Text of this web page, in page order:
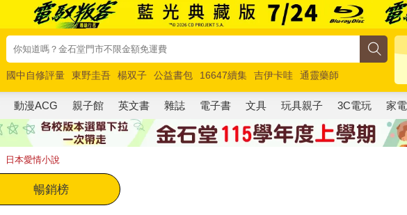
國中自修評量 東野圭吾 楊双子 公益書包 16647續集 吉伊卡哇
通靈藥師
唯紅花綻放
奧德賽 路邊攤新作 馬斯克 玩具總動員5 超慢跑
動漫ACG 親子館 英文書 雜誌 電子書 文具 玩具親子 3C電玩 家電
日本愛情小說
暢銷榜